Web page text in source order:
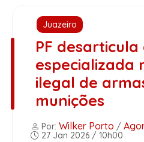
Juazeiro
PF
especializada
ilegal de
munições
Por: Wilker Porto /
27 Jan 2026 / 10h00